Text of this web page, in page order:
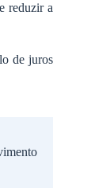
reduzir a
de juros